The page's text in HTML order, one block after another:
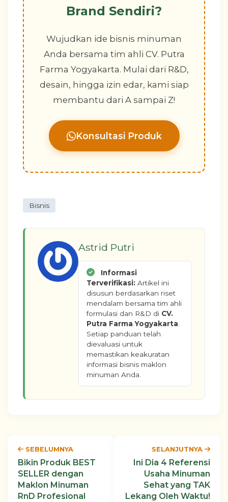
Brand Sendiri?
Wujudkan ide bisnis minuman
Anda bersama tim ahli CV. Putra
Farma Yogyakarta. Mulai dari R&D,
desain, hingga izin edar, kami siap
membantu dari A sampai Z!
Konsultasi Produk
Bisnis
Astrid Putri
Informasi
Terverifikasi: Artikel ini
disusun berdasarkan riset
mendalam bersama tim ahli
formulasi dan R&D di CV.
Putra Farma Yogyakarta.
Setiap panduan telah
dievaluasi untuk
memastikan keakuratan
informasi bisnis maklon
minuman Anda.
SEBELUMNYA
Bikin Produk BEST
SELLER dengan
Maklon Minuman
RnD Profesional
SELANJUTNYA
Ini Dia 4 Referensi
Usaha Minuman
Sehat yang TAK
Lekang Oleh Waktu!